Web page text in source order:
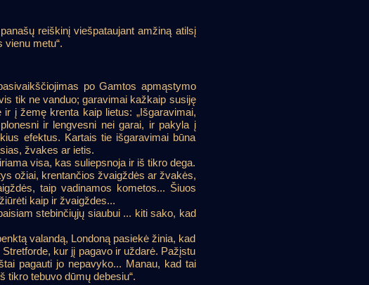
reiškinį viešpataujant amžiną atilsį
vienu metu“.
po Gamtos apmąstymo
tik ne vanduo; garavimai kažkaip susiję
į žemę krenta kaip lietus: „Išgaravimai,
ir lengvesni nei garai, ir pakyla į
efektus. Kartais tie išgaravimai būna
žvakes ar ietis.
visa, kas suliepsnoja ir iš tikro dega.
ožiai, krentančios žvaigždės ar žvakės,
taip vadinamos kometos... Šiuos
kaip ir žvaigždes...
stebinčiųjų siaubui ... kiti sako, kad
valandą, Londoną pasiekė žinia, kad
kur jį pagavo ir uždarė. Pažįstu
pagauti jo nepavyko... Manau, kad tai
tikro tebuvo dūmų debesiu“.